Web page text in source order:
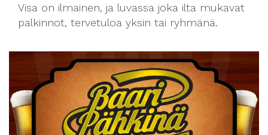
Visa on ilmainen, ja luvassa joka ilta mukavat
palkinnot, tervetuloa yksin tai ryhmänä.